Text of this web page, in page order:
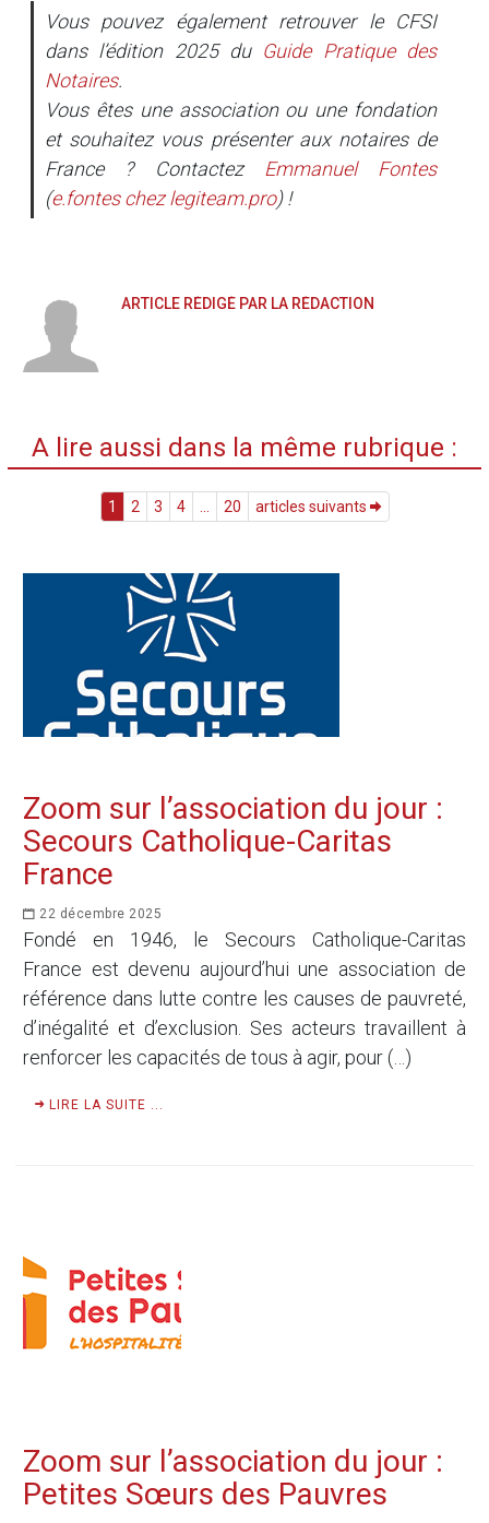
Vous pouvez également retrouver le CFSI
dans l’édition 2025 du Guide Pratique des
Notaires.
Vous êtes une association ou une fondation
et souhaitez vous présenter aux notaires de
France ? Contactez
Emmanuel Fontes
(e.fonteschezlegiteam.pro) !
ARTICLE RÉDIGÉ PAR LA RÉDACTION
A lire aussi dans la même rubrique :
1 2 3 4 20 articles suivants
Zoom sur l’association du jour :
Secours Catholique-Caritas
France
22 décembre 2025
Fondé en 1946, le Secours Catholique-Caritas
France est devenu aujourd’hui une association de
référence dans lutte contre les causes de pauvreté,
d’inégalité et d’exclusion. Ses acteurs travaillent à
renforcer les capacités de tous à agir, pour (…)
LIRE LA SUITE ...
Zoom sur l’association du jour :
Petites Sœurs des Pauvres